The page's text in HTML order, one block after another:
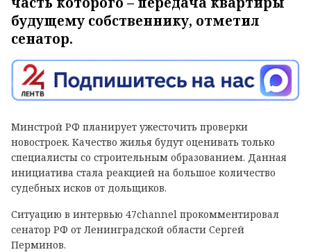
будущему собственнику, отметил
сенатор.
Минстрой РФ планирует ужесточить проверки
новостроек. Качество жилья будут оценивать только
специалисты со строительным образованием. Данная
инициатива стала реакцией на большое количество
судебных исков от дольщиков.
Ситуацию в интервью 47channel прокомментировал
сенатор РФ от Ленинградской области Сергей
Перминов.